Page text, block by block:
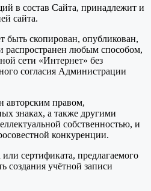
в состав Сайта, принадлежит и
сайта.
быть скопирован, опубликован,
распространен любым способом,
сети «Интернет» без
согласия Администрации
авторским правом,
знаках, а также другими
собственностью, и
конкуренции.
сертификата, предлагаемого
создания учётной записи